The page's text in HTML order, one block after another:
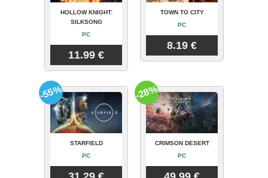
HOLLOW KNIGHT:
SILKSONG
PC
11.99 €
TOWN TO CITY
PC
8.19 €
STARFIELD
PC
-55%
CRIMSON DESERT
PC
-28%